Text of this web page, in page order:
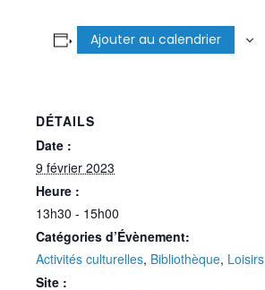
Ajouter au calendrier
DÉTAILS
Date :
9 février 2023
Heure :
13h30 - 15h00
Catégories d’Évènement:
Activités culturelles, Bibliothèque, Loisirs
Site :